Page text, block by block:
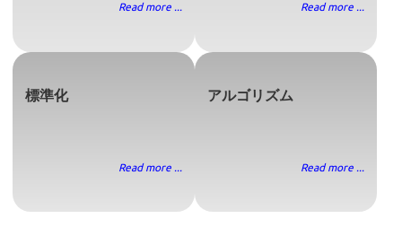
Read more ... Read more ...
標準化
Read more ...
アルゴリズム
Read more ...